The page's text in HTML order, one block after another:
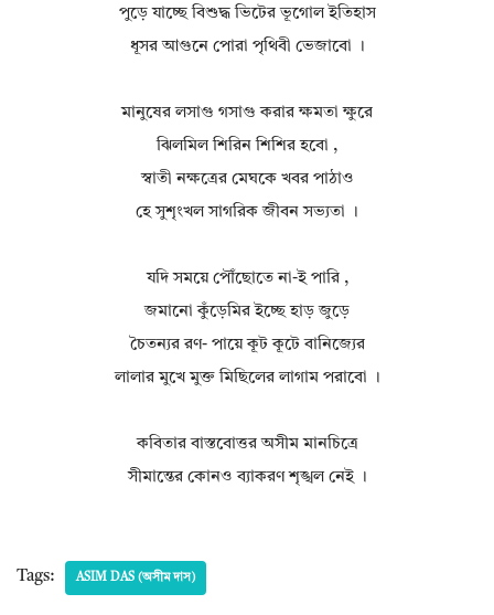
পুড়ে যাচ্ছে বিশুদ্ধ ভিটের ভূগোল ইতিহাস
ধূসর আগুনে পোরা পৃথিবী ভেজাবো ।
মানুষের লসাগু গসাগু করার ক্ষমতা ক্ষুরে
ঝিলমিল শিরিন শিশির হবো ,
স্বাতী নক্ষত্রের মেঘকে খবর পাঠাও
হে সুশৃংখল সাগরিক জীবন সভ্যতা ।
যদি সময়ে পৌঁছোতে না-ই পারি ,
জমানো কুঁড়েমির ইচ্ছে হাড় জুড়ে
চৈতন্যর রণ- পায়ে কূট কূটে বানিজ্যের
লালার মুখে মুক্ত মিছিলের লাগাম পরাবো ।
কবিতার বাস্তবোত্তর অসীম মানচিত্রে
সীমান্তের কোনও ব্যাকরণ শৃঙ্খল নেই ।
Tags: ASIM DAS (অসীম দাস)